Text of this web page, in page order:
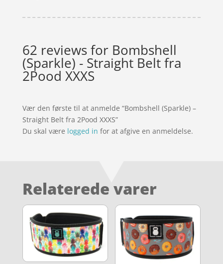
62 reviews for Bombshell
(Sparkle) - Straight Belt fra
2Pood XXXS
Vær den første til at anmelde “Bombshell (Sparkle) –
Straight Belt fra 2Pood XXXS”
Du skal være logged in for at afgive en anmeldelse.
Relaterede varer